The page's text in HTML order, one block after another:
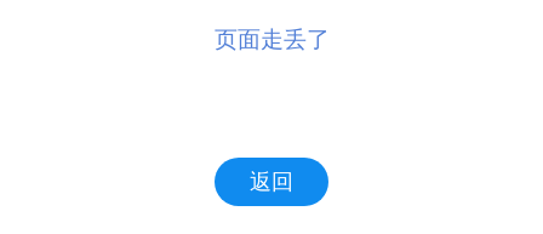
页面走丢了
返回